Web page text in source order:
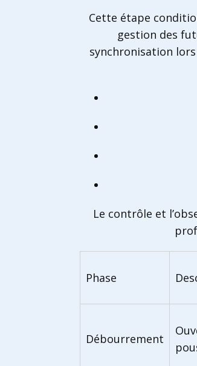
Cette étape
gestion des
synchronisation
Le contrôle et
Phase
Débourrement